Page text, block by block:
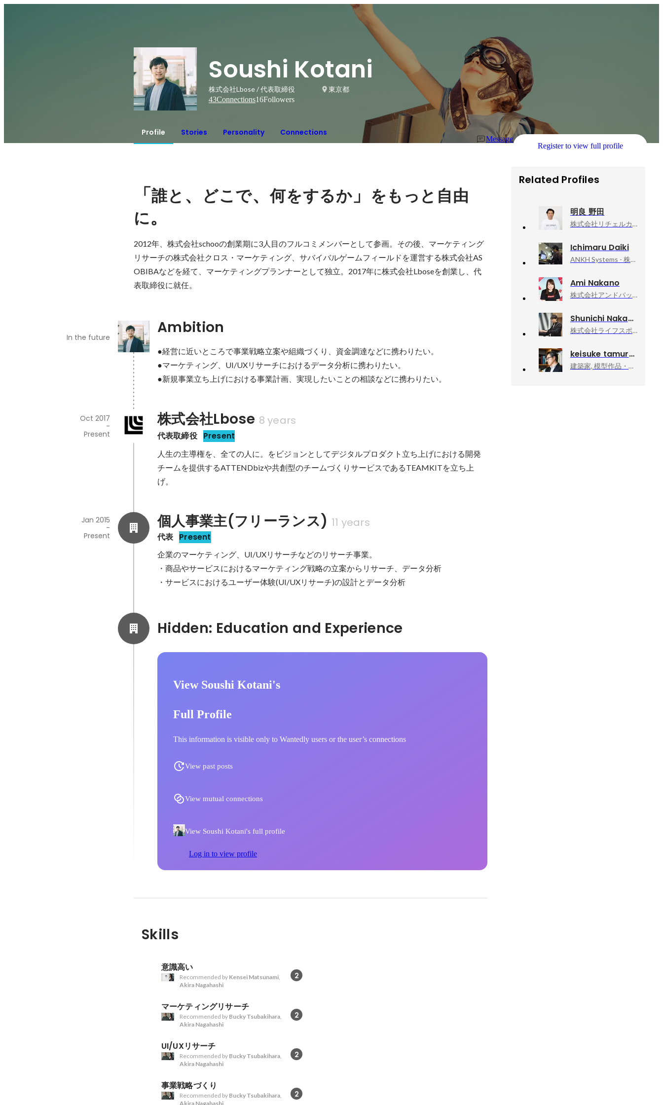
Soushi Kotani
株式会社Lbose / 代表取締役
東京都
43Connections16Followers
Profile Stories Personality Connections
Message
Register to view full profile
「誰と 、 どこで、何をするか」 をもっと自由
に。
2012年、株式会社schooの創業期に3人目のフルコミメンバーとして参画。その後、マーケティング
リサーチの株式会社クロス・マーケティング、サバイバルゲームフィールドを運営する株式会社AS
OBIBAなどを経て、マーケティングプランナーとして独立。2017年に株式会社Lboseを創業し、代
表取締役に就任。
Ambition
In the future
●経営に近いところで事業戦略立案や組織づくり、資金調達などに携わりたい。
●マーケティング、UI/UXリサーチにおけるデータ分析に携わりたい。
●新規事業立ち上げにおける事業計画、実現したいことの相談などに携わりたい。
株式会社Lbose 8 years
代表取締役 Present
Oct 2017
-
Present
人生の主導権を、全ての人に。をビジョンとしてデジタルプロダクト立ち上げにおける開発
チームを提供するATTENDbizや共創型のチームづくりサービスであるTEAMKITを立ち上
げ。
個人事業主(フリーランス) 11 years
代表 Present
Jan 2015
-
Present
企業のマーケティング、UI/UXリサーチなどのリサーチ事業。
・商品やサービスにおけるマーケティング戦略の立案からリサーチ、データ分析
・サービスにおけるユーザー体験(UI/UXリサーチ)の設計とデータ分析
View Soushi Kotani's
Full Profile
This information is visible only to Wantedly users or the user’s connections
View past posts
View mutual connections
View Soushi Kotani's full profile
Log in to view profile
Skills
意識高い
2
Recommended by Kensei Matsunami,
Akira Nagahashi
マーケティングリサーチ
2
Recommended by Bucky Tsubakihara,
Akira Nagahashi
UI/UXリサーチ
2
Recommended by Bucky Tsubakihara,
Akira Nagahashi
事業戦略づくり
2
Recommended by Bucky Tsubakihara,
Akira Nagahashi
Related Profiles
明良 野田
株式会社リチェルカ, リードエンジニア
Ichimaru Daiki
ANKH Systems - 株式会社アンクシステムズ
Ami Nakano
株式会社アンドパッド, 開発本部 採用・育成
Shunichi Nakamura
株式会社ライフスポーツ, 代表取締役/CEO
keisuke tamura
建築家, 模型作品・執筆活動